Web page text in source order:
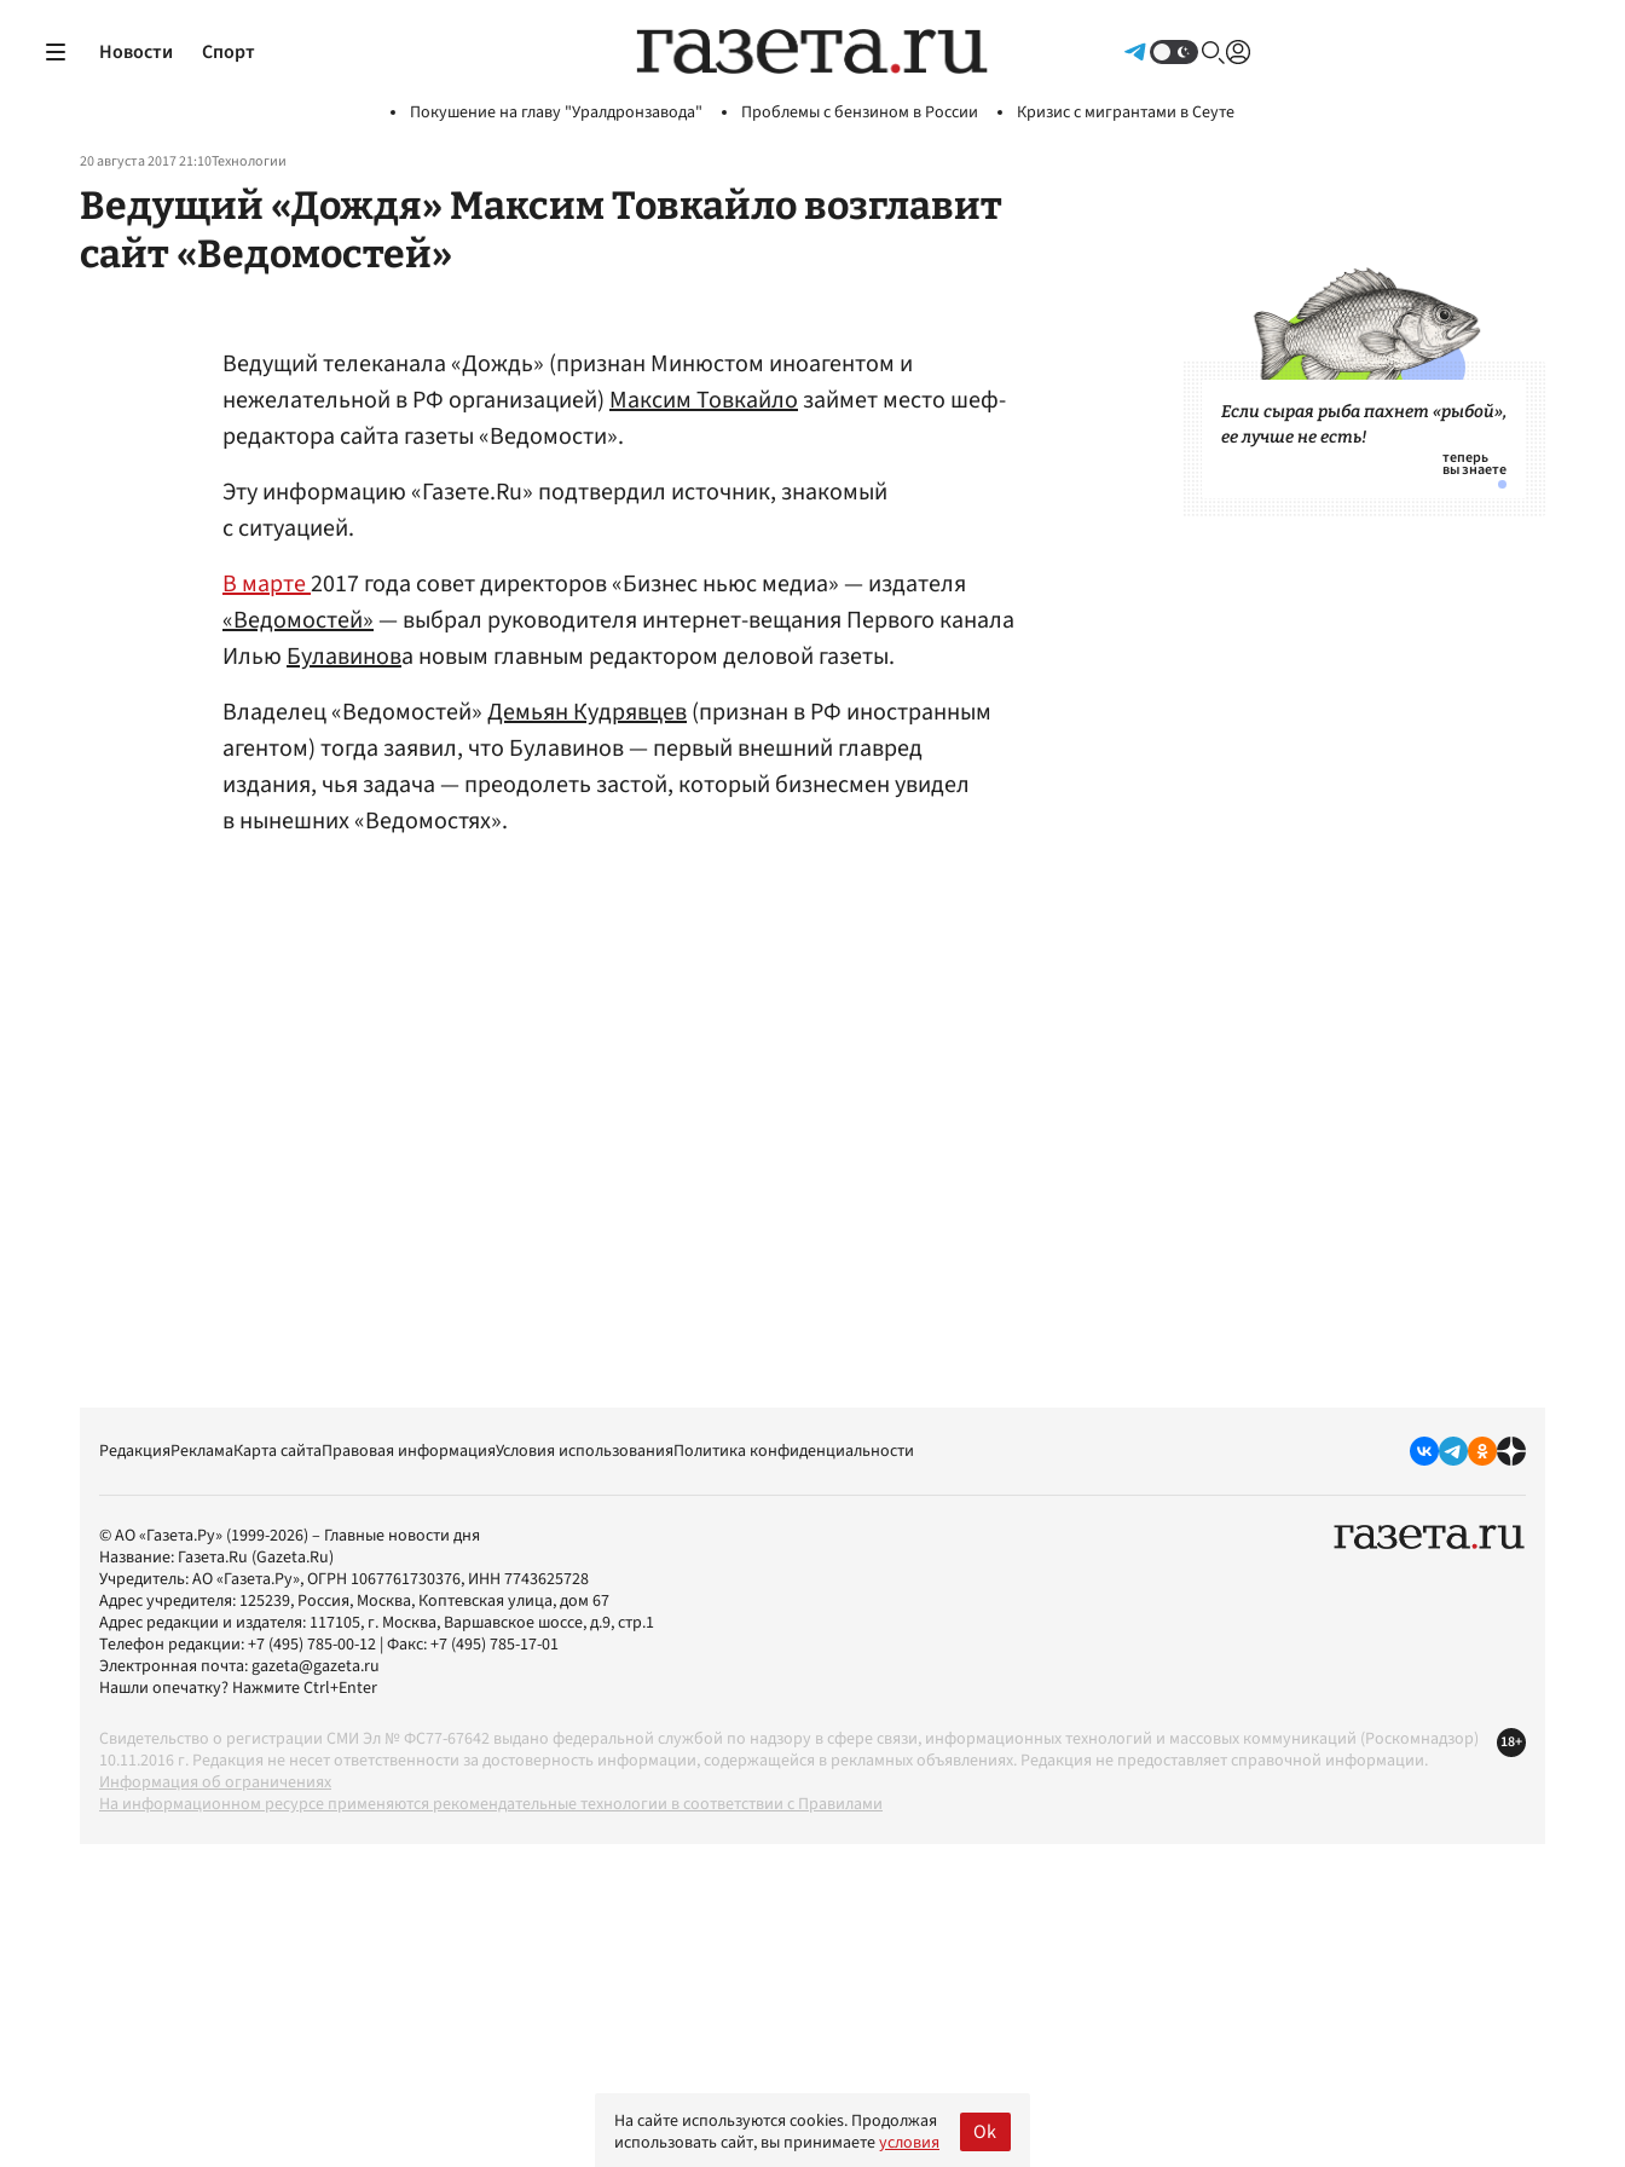
Новости Спорт
Покушение на главу "Уралдронзавода" Проблемы с бензином в России Кризис с мигрантами в Сеуте
20 августа 2017 21:10Технологии
Ведущий «Дождя» Максим Товкайло возглавит
сайт «Ведомостей»
Ведущий телеканала «Дождь» (признан Минюстом иноагентом и
нежелательной в РФ организацией)Максим Товкайлозаймет место шеф-
редактора сайта газеты «Ведомости».
Эту информацию «Газете.Ru» подтвердил источник, знакомый
с ситуацией.
В марте2017 года совет директоров «Бизнес ньюс медиа» — издателя
«Ведомостей»— выбрал руководителя интернет-вещания Первого канала
ИльюБулавинова новым главным редактором деловой газеты.
Владелец «Ведомостей»Демьян Кудрявцев(признан в РФ иностранным
агентом) тогда заявил, что Булавинов — первый внешний главред
издания, чья задача — преодолеть застой, который бизнесмен увидел
в нынешних «Ведомостях».
Если сырая рыба пахнет «рыбой»,
ее лучше не есть!
РедакцияРекламаКарта сайтаПравовая информацияУсловия использованияПолитика конфиденциальности
© АО «Газета.Ру» (1999-2026) – Главные новости дня
Название: Газета.Ru (Gazeta.Ru)
Учредитель:АО «Газета.Ру», ОГРН 1067761730376, ИНН 7743625728
Адрес учредителя: 125239, Россия, Москва, Коптевская улица, дом 67
Адрес редакции и издателя: 117105, г. Москва, Варшавское шоссе, д.9, стр.1
Телефон редакции:+7 (495) 785-00-12 | Факс:+7 (495) 785-17-01
Электронная почта:gazeta@gazeta.ru
Нашли опечатку? Нажмите Ctrl+Enter
Свидетельство о регистрации СМИ Эл № ФС77-67642 выдано федеральной службой по надзору в сфере связи, информационных технологий и массовых коммуникаций (Роскомнадзор)
10.11.2016 г. Редакция не несет ответственности за достоверность информации, содержащейся в рекламных объявлениях. Редакция не предоставляет справочной информации.
Информация об ограничениях
На информационном ресурсе применяются рекомендательные технологии в соответствии с Правилами
18+
На сайте используются cookies. Продолжая
использовать сайт, вы принимаетеусловия Ok